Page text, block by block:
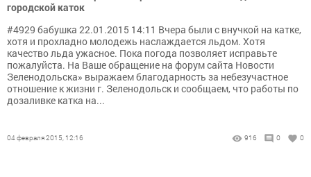
городской каток
#4929 бабушка 22.01.2015 14:11 Вчера были с внучкой на катке,
хотя и прохладно молодежь наслаждается льдом. Хотя
качество льда ужасное. Пока погода позволяет исправьте
пожалуйста. На Ваше обращение на форум сайта Новости
Зеленодольска» выражаем благодарность за небезучастное
отношение к жизни г. Зеленодольск и сообщаем, что работы по
дозаливке катка на...
04 февраля 2015, 12:16 916 0 0